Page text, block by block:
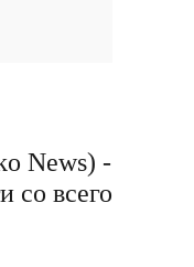
News) -
со всего